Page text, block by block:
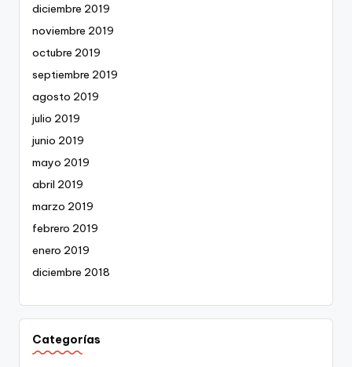
diciembre 2019
noviembre 2019
octubre 2019
septiembre 2019
agosto 2019
julio 2019
junio 2019
mayo 2019
abril 2019
marzo 2019
febrero 2019
enero 2019
diciembre 2018
Categorías